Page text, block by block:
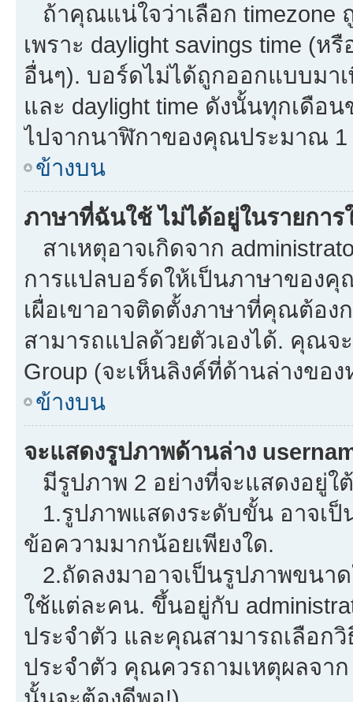
ถ้าคุณแน่ใจว่าเลือก timezone
เพราะ daylight savings time (ห
อื่นๆ). บอร์ดไม่ได้ถูกออกแบบมา
และ daylight time ดังนั้นทุกเดือ
ไปจากนาฬิกาของคุณประมาณ 1
ข้างบน
ภาษาที่ฉันใช้ ไม่ได้อยู่ในรายการ
สาเหตุอาจเกิดจาก
การแปลบอร์ดให้เป็นภาษาของคุ
เผื่อเขาอาจติดตั้งภาษาที่คุณต้อ
สามารถแปลด้วยตัวเองได้. คุณจ
Group (จะเห็นลิงค์ที่ด้านล่างของ
ข้างบน
จะแสดงรูปภาพด้านล่าง
มีรูปภาพ 2 อย่างที่จะแสดงอยู่ใ
1.รูปภาพแสดงระดับขั้น อาจเ
ข้อความมากน้อยเพียงใด.
2.ถัดลงมาอาจเป็นรูปภาพขนา
ใช้แต่ละคน. ขึ้นอยู่กับ
ประจำตัว และคุณสามารถเลือก
ประจำตัว คุณควรถามเหตุผลจาก